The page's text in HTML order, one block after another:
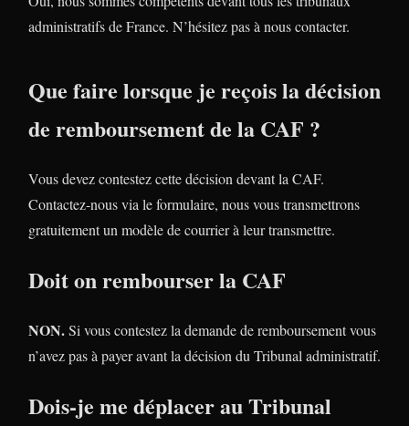
administratifs de France. N’hésitez pas à nous contacter.
Que faire lorsque je reçois la décision
de remboursement de la CAF ?
Vous devez contestez cette décision devant la CAF.
Contactez-nous via le formulaire, nous vous transmettrons
gratuitement un modèle de courrier à leur transmettre.
Doit on rembourser la CAF
NON.Si vous contestez la demande de remboursement vous
n’avez pas à payer avant la décision du Tribunal administratif.
Dois-je me déplacer au Tribunal